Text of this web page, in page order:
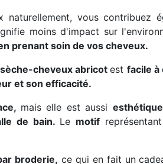
naturellement, vous contribuez
moins d'impact sur
prenant soin de vos cheveux.
cheveux abricotest facile
et son efficacité.
mais elle est aussi
de bain. Le motif
broderie, ce qui en fait un